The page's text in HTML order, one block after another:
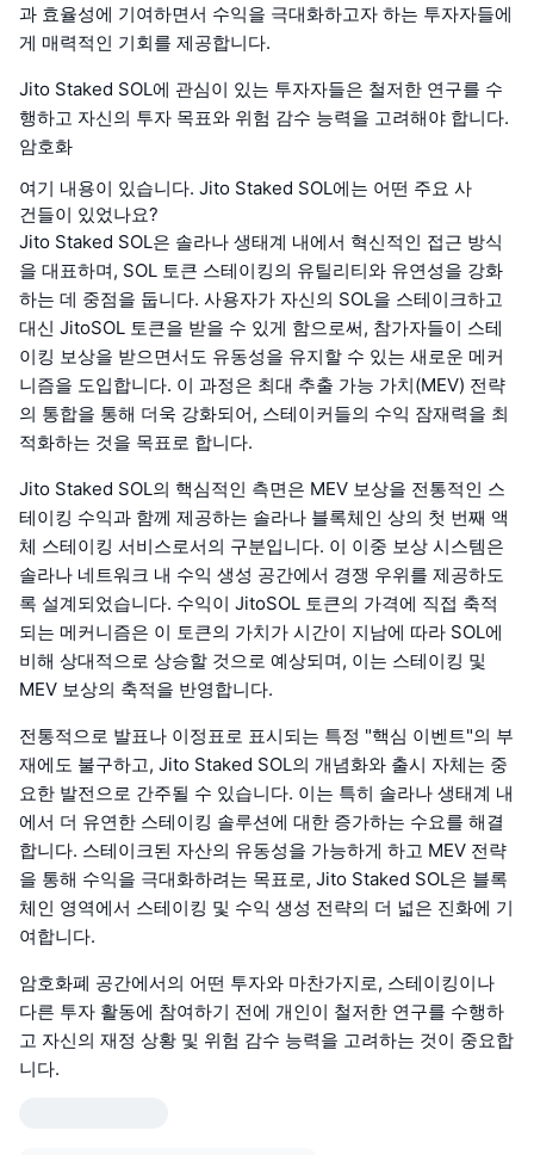
과 효율성에 기여하면서 수익을 극대화하고자 하는 투자자들에
게 매력적인 기회를 제공합니다.
Jito Staked SOL에 관심이 있는 투자자들은 철저한 연구를 수
행하고 자신의 투자 목표와 위험 감수 능력을 고려해야 합니다.
암호화
여기 내용이 있습니다. Jito Staked SOL에는 어떤 주요 사
건들이 있었나요?
Jito Staked SOL은 솔라나 생태계 내에서 혁신적인 접근 방식
을 대표하며, SOL 토큰 스테이킹의 유틸리티와 유연성을 강화
하는 데 중점을 둡니다. 사용자가 자신의 SOL을 스테이크하고
대신 JitoSOL 토큰을 받을 수 있게 함으로써, 참가자들이 스테
이킹 보상을 받으면서도 유동성을 유지할 수 있는 새로운 메커
니즘을 도입합니다. 이 과정은 최대 추출 가능 가치(MEV) 전략
의 통합을 통해 더욱 강화되어, 스테이커들의 수익 잠재력을 최
적화하는 것을 목표로 합니다.
Jito Staked SOL의 핵심적인 측면은 MEV 보상을 전통적인 스
테이킹 수익과 함께 제공하는 솔라나 블록체인 상의 첫 번째 액
체 스테이킹 서비스로서의 구분입니다. 이 이중 보상 시스템은
솔라나 네트워크 내 수익 생성 공간에서 경쟁 우위를 제공하도
록 설계되었습니다. 수익이 JitoSOL 토큰의 가격에 직접 축적
되는 메커니즘은 이 토큰의 가치가 시간이 지남에 따라 SOL에
비해 상대적으로 상승할 것으로 예상되며, 이는 스테이킹 및
MEV 보상의 축적을 반영합니다.
전통적으로 발표나 이정표로 표시되는 특정 "핵심 이벤트"의 부
재에도 불구하고, Jito Staked SOL의 개념화와 출시 자체는 중
요한 발전으로 간주될 수 있습니다. 이는 특히 솔라나 생태계 내
에서 더 유연한 스테이킹 솔루션에 대한 증가하는 수요를 해결
합니다. 스테이크된 자산의 유동성을 가능하게 하고 MEV 전략
을 통해 수익을 극대화하려는 목표로, Jito Staked SOL은 블록
체인 영역에서 스테이킹 및 수익 생성 전략의 더 넓은 진화에 기
여합니다.
암호화폐 공간에서의 어떤 투자와 마찬가지로, 스테이킹이나
다른 투자 활동에 참여하기 전에 개인이 철저한 연구를 수행하
고 자신의 재정 상황 및 위험 감수 능력을 고려하는 것이 중요합
니다.